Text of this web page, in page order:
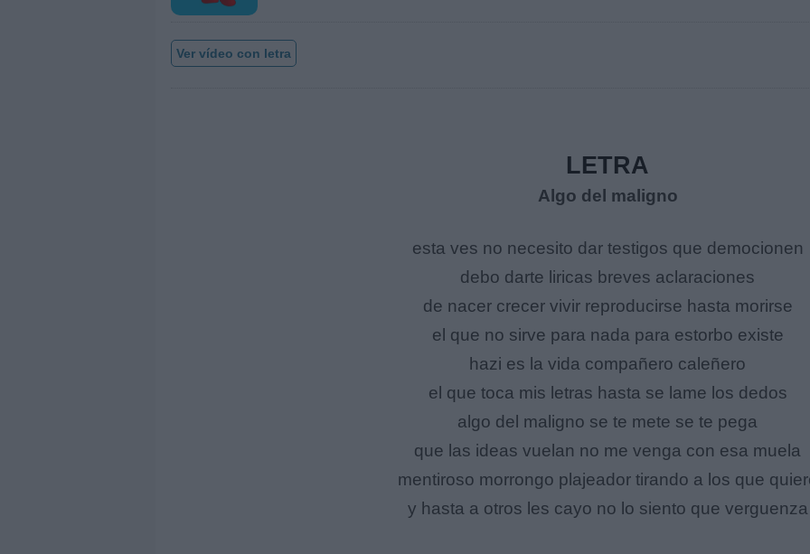
Ver vídeo con letra
LETRA
Algo del maligno
esta ves no necesito dar testigos que democionen
debo darte liricas breves aclaraciones
de nacer crecer vivir reproducirse hasta morirse
el que no sirve para nada para estorbo existe
hazi es la vida compañero caleñero
el que toca mis letras hasta se lame los dedos
algo del maligno se te mete se te pega
que las ideas vuelan no me venga con esa muela
mentiroso morrongo plajeador tirando a los que
y hasta a otros les cayo no lo siento que verguenza